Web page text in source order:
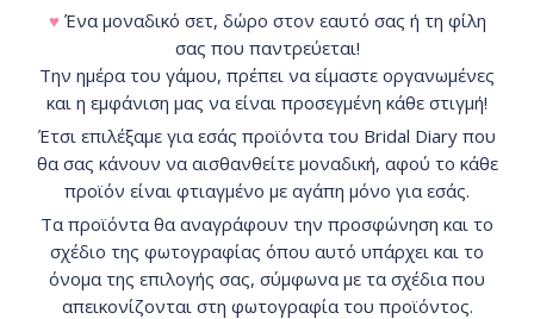
♥ Ένα μοναδικό σετ, δώρο στον εαυτό σας ή τη φίλη
σας που παντρεύεται!
Την ημέρα του γάμου, πρέπει να είμαστε οργανωμένες
και η εμφάνιση μας να είναι προσεγμένη κάθε στιγμή!
Έτσι επιλέξαμε για εσάς προϊόντα του Bridal Diary που
θα σας κάνουν να αισθανθείτε μοναδική, αφού το κάθε
προϊόν είναι φτιαγμένο με αγάπη μόνο για εσάς.
Τα προϊόντα θα αναγράφουν την προσφώνηση και το
σχέδιο της φωτογραφίας όπου αυτό υπάρχει και το
όνομα της επιλογής σας, σύμφωνα με τα σχέδια που
απεικονίζονται στη φωτογραφία του προϊόντος.